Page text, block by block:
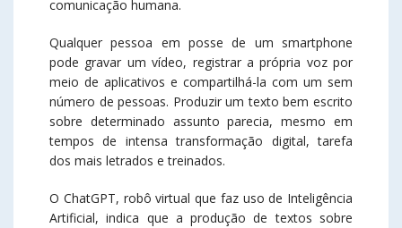
comunicação humana.
Qualquer pessoa em posse de um smartphone
pode gravar um vídeo, registrar a própria voz por
meio de aplicativos e compartilhá-la com um sem
número de pessoas. Produzir um texto bem escrito
sobre determinado assunto parecia, mesmo em
tempos de intensa transformação digital, tarefa
dos mais letrados e treinados.
O ChatGPT, robô virtual que faz uso de Inteligência
Artificial, indica que a produção de textos sobre